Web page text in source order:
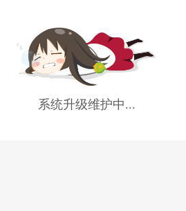
系统升级维护中...